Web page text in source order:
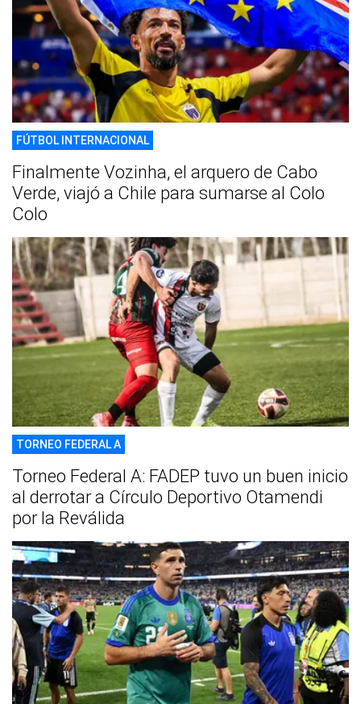
FÚTBOL INTERNACIONAL
Finalmente Vozinha, el arquero de Cabo
Verde, viajó a Chile para sumarse al Colo
Colo
TORNEO FEDERAL A
Torneo Federal A: FADEP tuvo un buen inicio
al derrotar a Círculo Deportivo Otamendi
por la Reválida